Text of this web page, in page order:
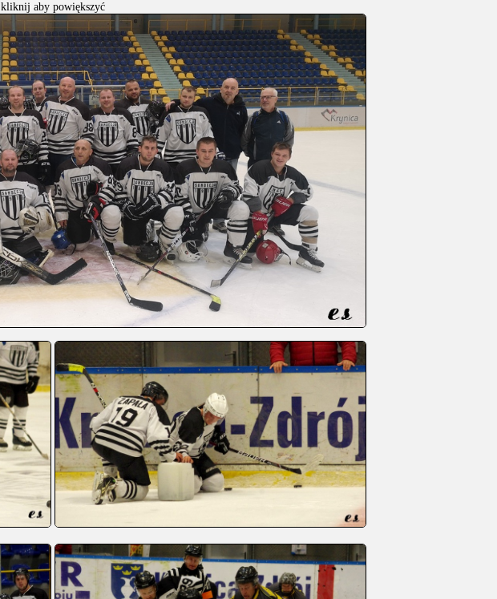
kliknij aby powiększyć